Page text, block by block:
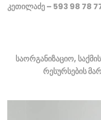
კეთილაძე – 593 98 78
საორგანიზაციო,
რესურსების